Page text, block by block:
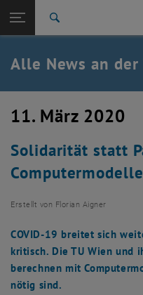
TU Login
Quicklinks
Quicklinks-Menü umschalten
Studium
Karriere
Zurück: Subseiten von TU
Zurück zur letzten Ebene:
TU Wien Startseite
Übersicht
Alle News an der
11. März 2020
Solidarität statt
Erstellt von Florian Aigner
COVID-19 breitet sich
kritisch. Die TU Wien und
berechnen mit
nötig sind.